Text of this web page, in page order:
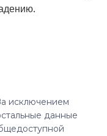
исключением
данные